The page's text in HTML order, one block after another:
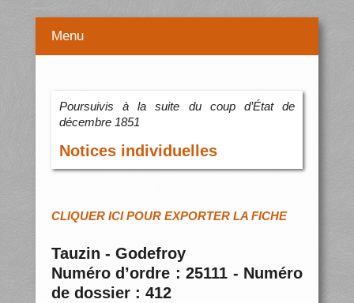
Menu
Poursuivis à la suite du coup d’État de
décembre 1851
Notices individuelles
CLIQUER ICI POUR EXPORTER LA FICHE
Tauzin - Godefroy
Numéro d’ordre : 25111 - Numéro
de dossier : 412